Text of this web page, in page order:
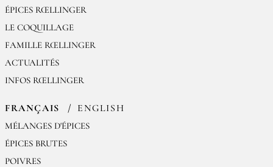
ÉPICES RŒLLINGER
LE COQUILLAGE
FAMILLE RŒLLINGER
ACTUALITÉS
INFOS RŒLLINGER
FRANÇAIS ENGLISH
MÉLANGES D'ÉPICES
ÉPICES BRUTES
POIVRES